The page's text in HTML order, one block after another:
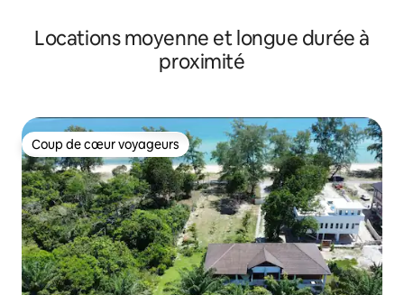
Locations moyenne et longue durée à
proximité
Coup de cœur voyageurs
Coup de cœur voyageurs